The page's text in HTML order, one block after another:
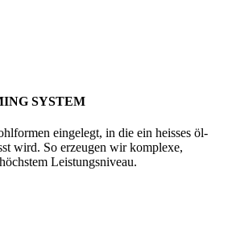
SYSTEM
eingelegt, in die ein heisses öl-
wird. So erzeugen wir komplexe,
Leistungsniveau.